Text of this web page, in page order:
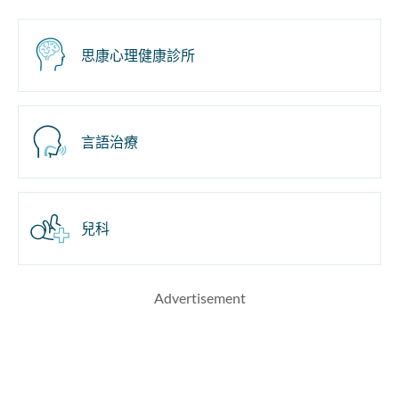
思康心理健康診所
言語治療
兒科
Advertisement